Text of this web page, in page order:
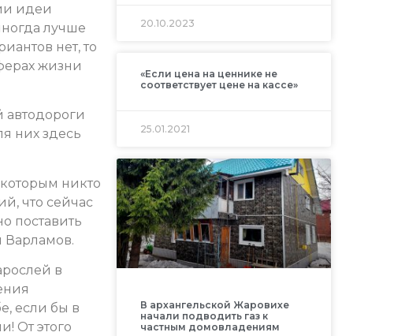
идеи
лучше
нет, то
жизни
автодороги
них здесь
никто
что сейчас
поставить
Варламов.
в
если бы в
От этого
20.10.2023
«Если цена на ценнике не
соответствует цене на кассе»
25.01.2021
В архангельской Жаровихе
начали подводить газ к
частным домовладениям